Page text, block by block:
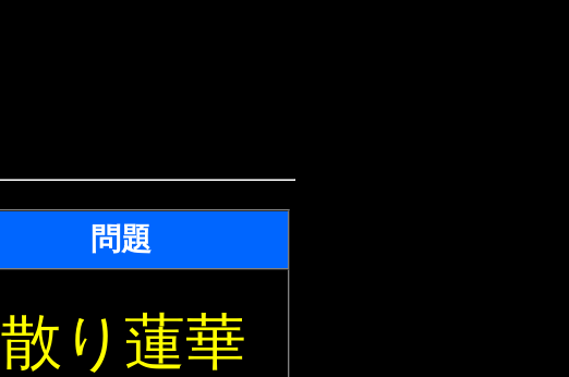
問題
散り蓮華